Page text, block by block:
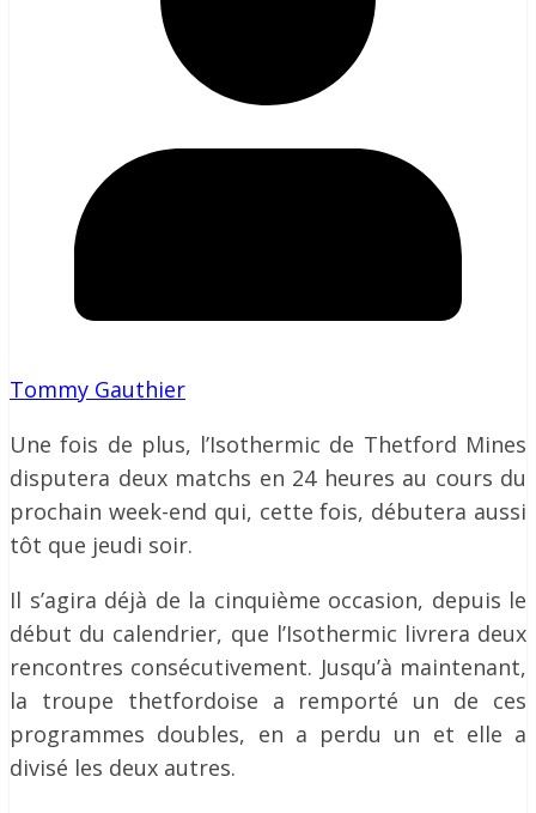
Tommy Gauthier
Une fois de plus, l’Isothermic de Thetford Mines
disputera deux matchs en 24 heures au cours du
prochain week-end qui, cette fois, débutera aussi
tôt que jeudi soir.
Il s’agira déjà de la cinquième occasion, depuis le
début du calendrier, que l’Isothermic livrera deux
rencontres consécutivement. Jusqu’à maintenant,
la troupe thetfordoise a remporté un de ces
programmes doubles, en a perdu un et elle a
divisé les deux autres.